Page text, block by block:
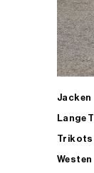
Jacken
Lange
Trikots
Westen